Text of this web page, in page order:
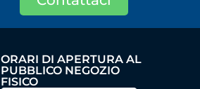
ORARI DI APERTURA AL
PUBBLICO NEGOZIO
FISICO